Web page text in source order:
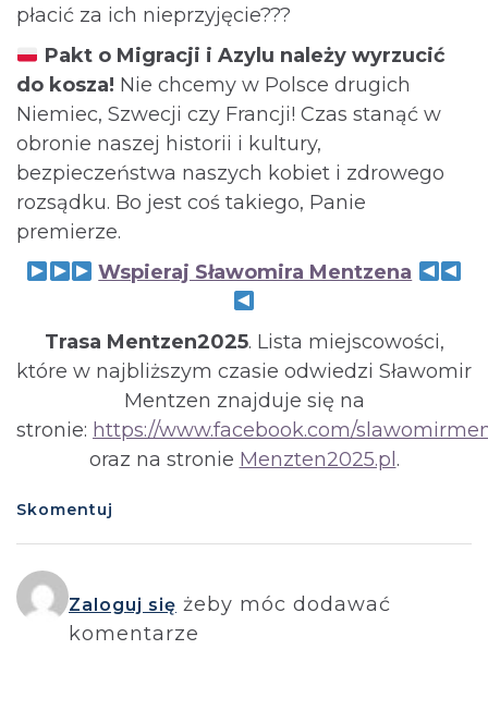
płacić za ich nieprzyjęcie???
Pakt o Migracji i Azylu należy wyrzucić
do kosza! Nie chcemy w Polsce drugich
Niemiec, Szwecji czy Francji! Czas stanąć w
obronie naszej historii i kultury,
bezpieczeństwa naszych kobiet i zdrowego
rozsądku. Bo jest coś takiego, Panie
premierze.
Wspieraj Sławomira Mentzena
Trasa Mentzen2025. Lista miejscowości,
które w najbliższym czasie odwiedzi Sławomir
Mentzen znajduje się na
stronie: https://www.facebook.com/
oraz na stronie Menzten2025.pl .
Skomentuj
Zaloguj się żeby móc dodawać
komentarze